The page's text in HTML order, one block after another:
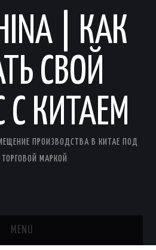
| КАК
СВОЙ
С КИТАЕМ
ПРОИЗВОДСТВА В КИТАЕ ПОД
МАРКОЙ
MENU